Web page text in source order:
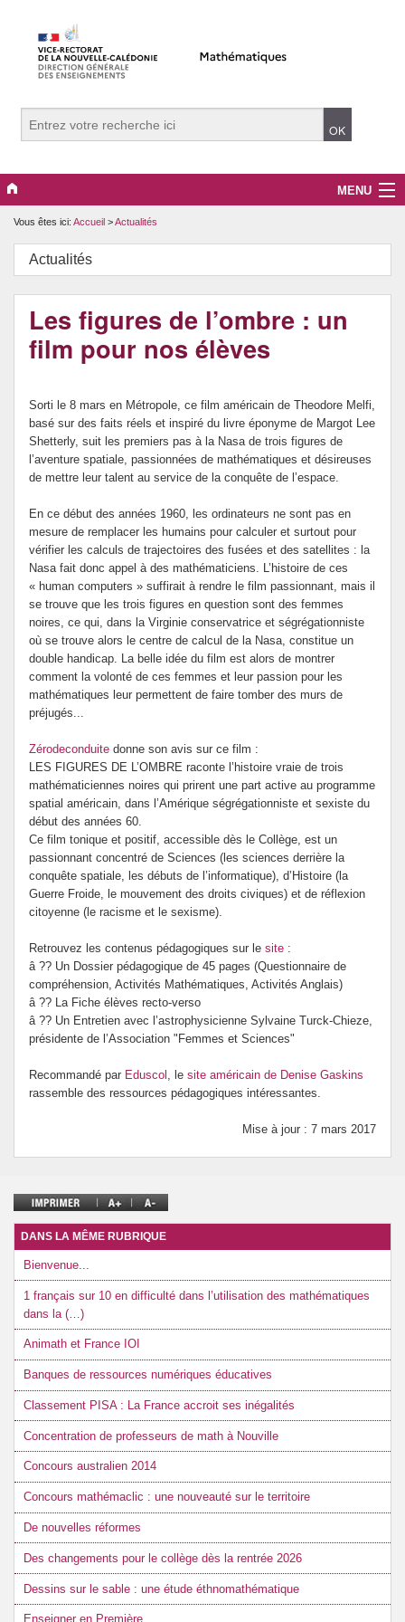
MENU
Evènements
Collège
Lycée
Vers le supérieur
Prévention de l’innumérisme
Se former
Vous êtes ici: Accueil >Actualités
Actualités
Les figures de l’ombre : un
film pour nos élèves
Sorti le 8 mars en Métropole, ce film américain de Theodore Melfi,
basé sur des faits réels et inspiré du livre éponyme de Margot Lee
Shetterly, suit les premiers pas à la Nasa de trois figures de
l’aventure spatiale, passionnées de mathématiques et désireuses
de mettre leur talent au service de la conquête de l’espace.
En ce début des années 1960, les ordinateurs ne sont pas en
mesure de remplacer les humains pour calculer et surtout pour
vérifier les calculs de trajectoires des fusées et des satellites : la
Nasa fait donc appel à des mathématiciens. L’histoire de ces
« human computers » suffirait à rendre le film passionnant, mais il
se trouve que les trois figures en question sont des femmes
noires, ce qui, dans la Virginie conservatrice et ségrégationniste
où se trouve alors le centre de calcul de la Nasa, constitue un
double handicap. La belle idée du film est alors de montrer
comment la volonté de ces femmes et leur passion pour les
mathématiques leur permettent de faire tomber des murs de
préjugés...
Zérodeconduite donne son avis sur ce film :
LES FIGURES DE L’OMBRE raconte l’histoire vraie de trois
mathématiciennes noires qui prirent une part active au programme
spatial américain, dans l’Amérique ségrégationniste et sexiste du
début des années 60.
Ce film tonique et positif, accessible dès le Collège, est un
passionnant concentré de Sciences (les sciences derrière la
conquête spatiale, les débuts de l’informatique), d’Histoire (la
Guerre Froide, le mouvement des droits civiques) et de réflexion
citoyenne (le racisme et le sexisme).
Retrouvez les contenus pédagogiques sur le site :
â ?? Un Dossier pédagogique de 45 pages (Questionnaire de
compréhension, Activités Mathématiques, Activités Anglais)
â ?? La Fiche élèves recto-verso
â ?? Un Entretien avec l’astrophysicienne Sylvaine Turck-Chieze,
présidente de l’Association "Femmes et Sciences"
Recommandé par Eduscol , le site américain de Denise Gaskins
rassemble des ressources pédagogiques intéressantes.
Mise à jour : 7 mars 2017
DANS LA MÊME RUBRIQUE
Bienvenue...
1 français sur 10 en difficulté dans l’utilisation des mathématiques
dans la (…)
Animath et France IOI
Banques de ressources numériques éducatives
Classement PISA : La France accroit ses inégalités
Concentration de professeurs de math à Nouville
Concours australien 2014
Concours mathémaclic : une nouveauté sur le territoire
De nouvelles réformes
Des changements pour le collège dès la rentrée 2026
Dessins sur le sable : une étude éthnomathématique
Enseigner en Première